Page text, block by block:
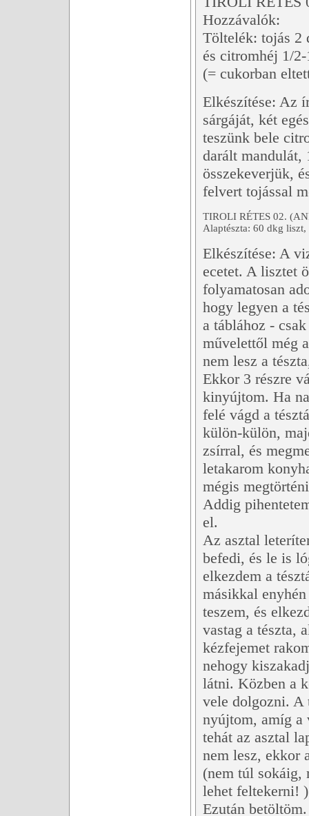
Hozzávalók:
Töltelék: tojás 2
és citromhéj 1/
(= cukorban
Elkészítése: Az
sárgáját, két
teszünk bele
darált mandulát,
összekeverjük,
felvert tojással
TIROLI RÉTES 02.
Alaptészta: 60 dkg
Elkészítése: A
ecetet. A lisztet
folyamatosan
hogy legyen a
a táblához -
művelettől még
nem lesz a
Ekkor 3 részre
kinyújtom. Ha
felé vágd a
külön-külön,
zsírral, és
letakarom
mégis
Addig
el.
Az asztal
befedi, és le is
elkezdem a
másikkal
teszem, és
vastag a tészta,
kézfejemet
nehogy
látni. Közben a
vele dolgozni. A
nyújtom, amíg a
tehát az asztal
nem lesz, ekkor
(nem túl sokáig,
lehet feltekerni! )
Ezután